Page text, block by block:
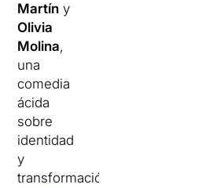
Martín y
Olivia
Molina,
una
comedia
ácida
sobre
identidad
y
transformación;